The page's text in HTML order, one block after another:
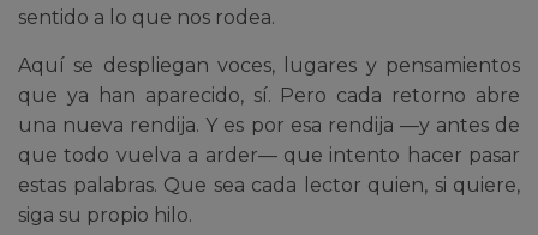
sentido a lo que nos rodea.
Aquí se despliegan voces, lugares y pensamientos
que ya han aparecido, sí. Pero cada retorno abre
una nueva rendija. Y es por esa rendija —y antes de
que todo vuelva a arder— que intento hacer pasar
estas palabras. Que sea cada lector quien, si quiere,
siga su propio hilo.